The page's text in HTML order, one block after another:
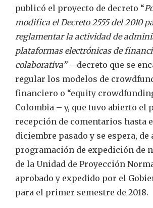
publicó el proyecto de decreto “
modifica el Decreto 2555 del 2010
reglamentar la actividad de
plataformas electrónicas de
colaborativa”– decreto que se
regular los modelos de
financiero o “equity
Colombia – y, que tuvo abierto el
recepción de comentarios hasta
diciembre pasado y se espera, de
programación de expedición de
de la Unidad de Proyección
aprobado y expedido por el
para el primer semestre de 2018.